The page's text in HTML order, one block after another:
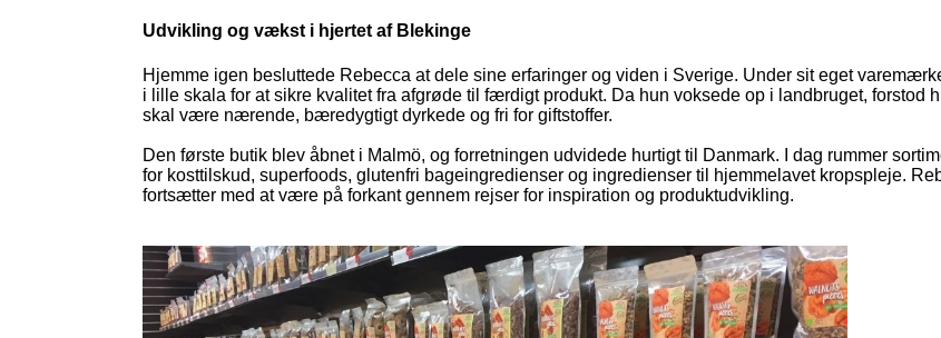
Udvikling og vækst i hjertet af Blekinge
Hjemme igen besluttede Rebecca at dele sine erfaringer og viden i Sverige. Under sit eget
i lille skala for at sikre kvalitet fra afgrøde til færdigt produkt. Da hun voksede op i landbruget,
skal være nærende, bæredygtigt dyrkede og fri for giftstoffer.
Den første butik blev åbnet i Malmö, og forretningen udvidede hurtigt til Danmark. I dag rummer
for kosttilskud, superfoods, glutenfri bageingredienser og ingredienser til hjemmelavet kropspleje.
fortsætter med at være på forkant gennem rejser for inspiration og produktudvikling.